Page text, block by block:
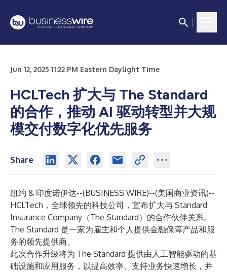
Jun 12, 2025 11:22 PM Eastern Daylight Time
HCLTech 扩大与 The Standard
的合作，推动 AI 驱动转型并大规
模交付数字化优先服务
Share
纽约 & 印度诺伊达--(BUSINESS WIRE)--(美国商业资讯)--
HCLTech ，全球领先的科技公司，宣布扩大与 Standard
Insurance Company （The Standard）的合作伙伴关系。
The Standard 是一家为雇主和个人提供金融保障产品和服
务的领先提供商。
此次合作升级将为 The Standard 提供由人工智能驱动的基
础设施和应用服务，以提高效率、支持业务快速增长，并